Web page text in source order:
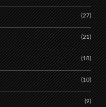
(27)
(21)
(18)
(10)
(9)